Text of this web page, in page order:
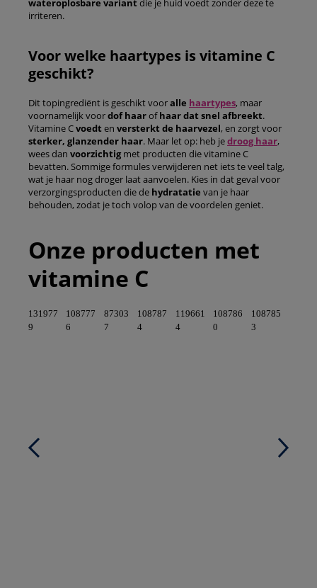
wateroplosbare variant die je huid voedt zonder deze te
irriteren.
Voor welke haartypes is vitamine C
geschikt?
Dit topingrediënt is geschikt vooralle haartypes, maar
voornamelijk voordof haarofhaar dat snel afbreekt.
Vitamine Cvoedt en versterkt de haarvezel, en zorgt voor
sterker, glanzender haar. Maar let op: heb jedroog haar,
wees dan voorzichtigmet producten die vitamine C
bevatten. Sommige formules verwijderen net iets te veel talg,
wat je haar nog droger laat aanvoelen. Kies in dat geval voor
verzorgingsproducten die de hydratatie van je haar
behouden, zodat je toch volop van de voordelen geniet.
Onze producten met
vitamine C
131977
9
108777
6
87303
7
108787
4
119661
4
108786
0
108785
3